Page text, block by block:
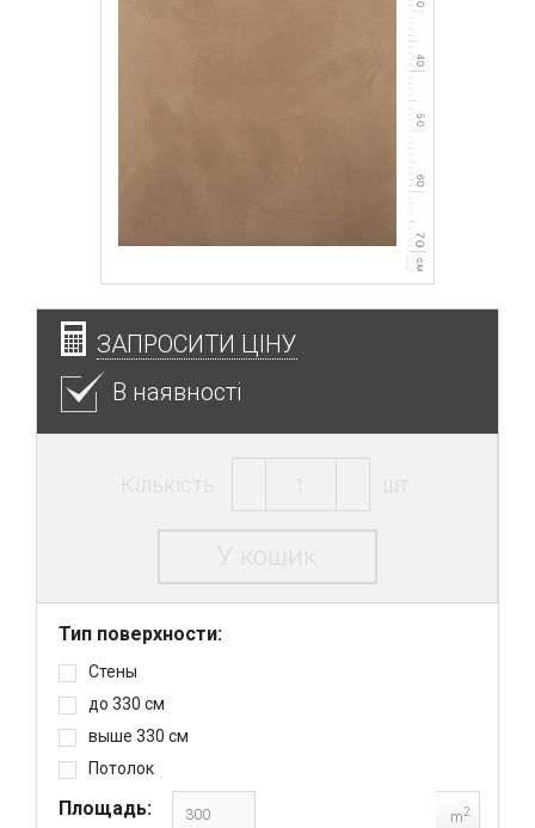
ЗАПРОСИТИ ЦІНУ
В наявності
Кількість: шт.
У кошик
Тип поверхности:
Стены
до 330 см
выше 330 см
Потолок
Площадь: m2